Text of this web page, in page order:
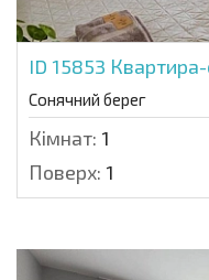
ID 15853
Сонячний берег
Кімнат: 1
Поверх: 1